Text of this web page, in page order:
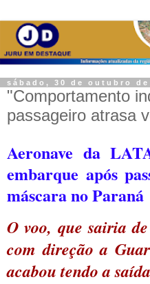
sábado, 30 de outubro de
"Comportamento
passageiro atrasa
Aeronave da
embarque após
máscara no Paraná
O voo, que sairia
com direção a
acabou tendo a